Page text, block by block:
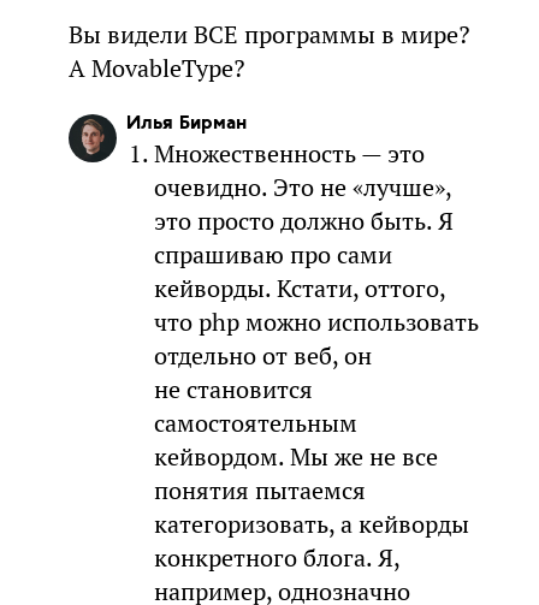
Вы видели ВСЕ программы в мире?
А MovableType?
Илья Бирман
Множественность — это
очевидно. Это не «лучше»,
это просто должно быть. Я
спрашиваю про сами
кейворды. Кстати, оттого,
что php можно использовать
отдельно от веб, он
не становится
самостоятельным
кейвордом. Мы же не все
понятия пытаемся
категоризовать, а кейворды
конкретного блога. Я,
например, однозначно